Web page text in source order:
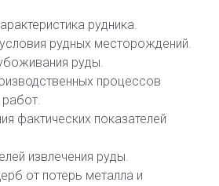
рудника.
рудных месторождений.
руды.
процессов
фактических показателей
извлечения руды.
от потерь металла и